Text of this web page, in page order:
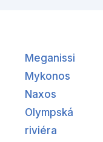
Meganissi
Mykonos
Naxos
Olympská
riviéra